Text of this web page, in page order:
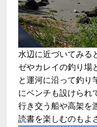
水辺に近づいてみる
ゼやカレイの釣り場
と運河に沿って釣り
にベンチも設けられ
行き交う船や高架を
読書を楽しむのもよ